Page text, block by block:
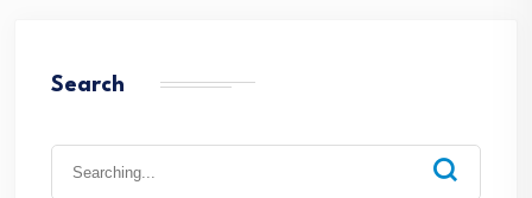
Search